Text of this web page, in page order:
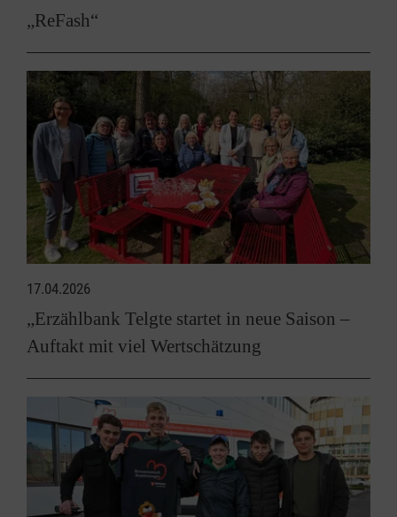
„ReFash“
17.04.2026
„Erzählbank Telgte startet in neue Saison –
Auftakt mit viel Wertschätzung